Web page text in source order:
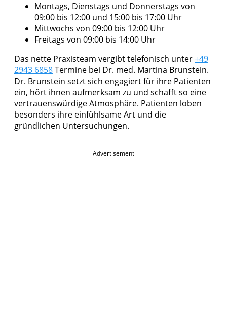
Montags, Dienstags und Donnerstags von
09:00 bis 12:00 und 15:00 bis 17:00 Uhr
Mittwochs von 09:00 bis 12:00 Uhr
Freitags von 09:00 bis 14:00 Uhr
Das nette Praxisteam vergibt telefonisch unter+49
2943 6858Termine bei Dr. med. Martina Brunstein.
Dr. Brunstein setzt sich engagiert für ihre Patienten
ein, hört ihnen aufmerksam zu und schafft so eine
vertrauenswürdige Atmosphäre. Patienten loben
besonders ihre einfühlsame Art und die
gründlichen Untersuchungen.
Advertisement